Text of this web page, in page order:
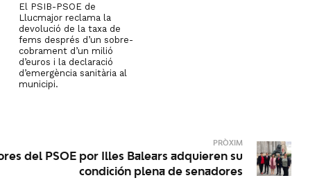
El PSIB-PSOE de
Llucmajor reclama la
devolució de la taxa de
fems després d’un sobre-
cobrament d’un milió
d’euros i la declaració
d’emergència sanitària al
municipi.
PRÒXIM
del PSOE por Illes Balears adquieren su
condición plena de senadores